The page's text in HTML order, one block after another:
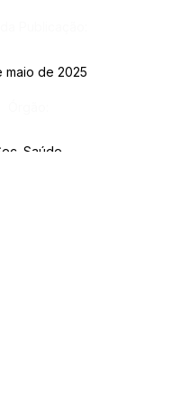
maio de 2025
Saúde